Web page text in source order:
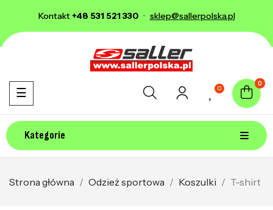
Kontakt+48 531 521 330 · sklep@sallerpolska.pl
0
0
Kategorie
Toggle navigation
☰
Strona główna Odzież sportowa Koszulki T-shirt